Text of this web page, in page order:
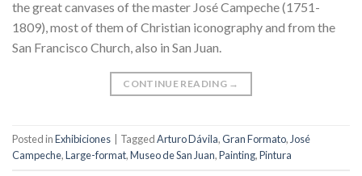
the great canvases of the master José Campeche (1751-
1809), most of them of Christian iconography and from the
San Francisco Church, also in San Juan.
CONTINUE READING →
Posted inExhibiciones TaggedArturo Dávila,Gran Formato,José
Campeche,Large-format,Museo de San Juan,Painting,Pintura